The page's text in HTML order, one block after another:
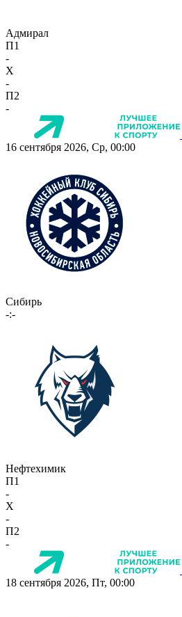
Адмирал
П1
-
X
-
П2
-
16 сентября 2026, Ср, 00:00
Сибирь
-:-
Нефтехимик
П1
-
X
-
П2
-
18 сентября 2026, Пт, 00:00